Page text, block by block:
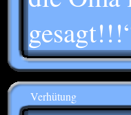
Verhütung